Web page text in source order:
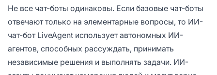
Не все чат-боты одинаковы. Если базовые чат-боты
отвечают только на элементарные вопросы, то ИИ-
чат-бот LiveAgent использует автономных ИИ-
агентов, способных рассуждать, принимать
независимые решения и выполнять задачи. ИИ-